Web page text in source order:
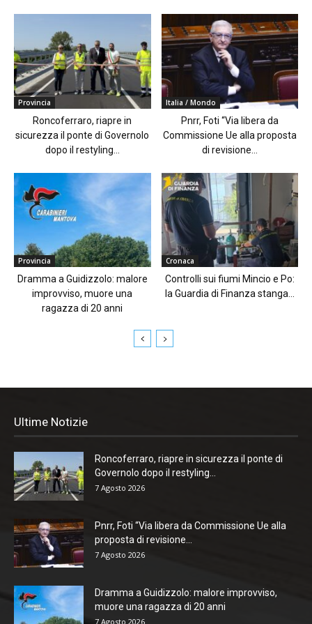
Provincia
Roncoferraro, riapre in
sicurezza il ponte di Governolo
dopo il restyling...
Italia / Mondo
Pnrr, Foti “Via libera da
Commissione Ue alla proposta
di revisione...
Provincia
Dramma a Guidizzolo: malore
improvviso, muore una
ragazza di 20 anni
Cronaca
Controlli sui fiumi Mincio e Po:
la Guardia di Finanza stanga...
Ultime Notizie
Roncoferraro, riapre in sicurezza il ponte di
Governolo dopo il restyling...
7 Agosto 2026
Pnrr, Foti “Via libera da Commissione Ue alla
proposta di revisione...
7 Agosto 2026
Dramma a Guidizzolo: malore improvviso,
muore una ragazza di 20 anni
7 Agosto 2026